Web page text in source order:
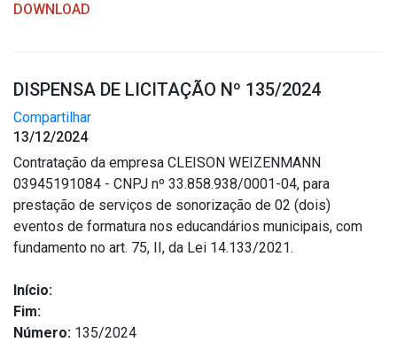
DOWNLOAD
DISPENSA DE LICITAÇÃO Nº 135/2024
Compartilhar
13/12/2024
Contratação da empresa CLEISON WEIZENMANN
03945191084 - CNPJ nº 33.858.938/0001-04, para
prestação de serviços de sonorização de 02 (dois)
eventos de formatura nos educandários municipais, com
fundamento no art. 75, II, da Lei 14.133/2021.
Início:
Fim:
Número: 135/2024